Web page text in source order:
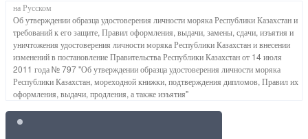
на Русском
Об утверждении образца удостоверения личности моряка Республики Казахстан и
требований к его защите, Правил оформления, выдачи, замены, сдачи, изъятия и
уничтожения удостоверения личности моряка Республики Казахстан и внесении
изменений в постановление Правительства Республики Казахстан от 14 июля
2011 года № 797 "Об утверждении образца удостоверения личности моряка
Республики Казахстан, мореходной книжки, подтверждения дипломов, Правил их
оформления, выдачи, продления, а также изъятия"